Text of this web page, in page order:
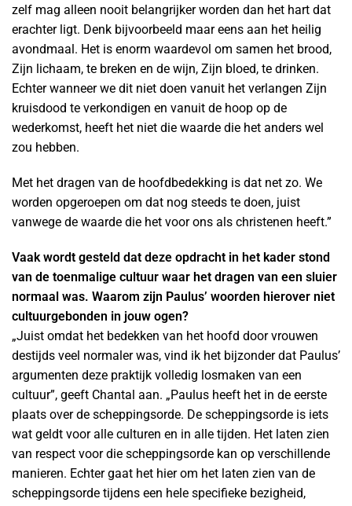
zelf mag alleen nooit belangrijker worden dan het hart dat
erachter ligt. Denk bijvoorbeeld maar eens aan het heilig
avondmaal. Het is enorm waardevol om samen het brood,
Zijn lichaam, te breken en de wijn, Zijn bloed, te drinken.
Echter wanneer we dit niet doen vanuit het verlangen Zijn
kruisdood te verkondigen en vanuit de hoop op de
wederkomst, heeft het niet die waarde die het anders wel
zou hebben.
Met het dragen van de hoofdbedekking is dat net zo. We
worden opgeroepen om dat nog steeds te doen, juist
vanwege de waarde die het voor ons als christenen heeft.”
Vaak wordt gesteld dat deze opdracht in het kader stond
van de toenmalige cultuur waar het dragen van een sluier
normaal was. Waarom zijn Paulus’ woorden hierover niet
cultuurgebonden in jouw ogen?
„Juist omdat het bedekken van het hoofd door vrouwen
destijds veel normaler was, vind ik het bijzonder dat Paulus’
argumenten deze praktijk volledig losmaken van een
cultuur”, geeft Chantal aan. „Paulus heeft het in de eerste
plaats over de scheppingsorde. De scheppingsorde is iets
wat geldt voor alle culturen en in alle tijden. Het laten zien
van respect voor die scheppingsorde kan op verschillende
manieren. Echter gaat het hier om het laten zien van de
scheppingsorde tijdens een hele specifieke bezigheid,